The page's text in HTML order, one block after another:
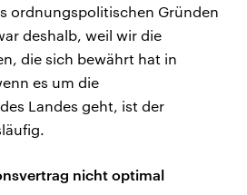
ordnungspolitischen Gründen
deshalb, weil wir die
die sich bewährt hat in
es um die
Landes geht, ist der
nicht optimal